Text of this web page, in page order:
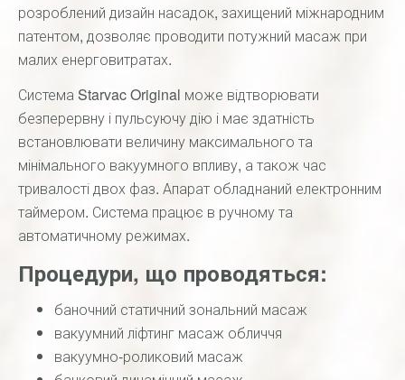
розроблений дизайн насадок, захищений міжнародним
патентом, дозволяє проводити потужний масаж при
малих енерговитратах.
Система Starvac Original може відтворювати
безперервну і пульсуючу дію і має здатність
встановлювати величину максимального та
мінімального вакуумного впливу, а також час
тривалості двох фаз. Апарат обладнаний електронним
таймером. Система працює в ручному та
автоматичному режимах.
Процедури, що проводяться:
баночний статичний зональний масаж
вакуумний ліфтинг масаж обличчя
вакуумно-роликовий масаж